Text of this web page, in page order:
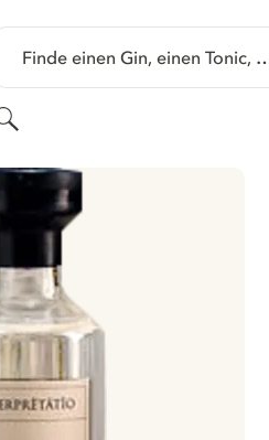
Finde einen Gin, einen Tonic, …
Suchen